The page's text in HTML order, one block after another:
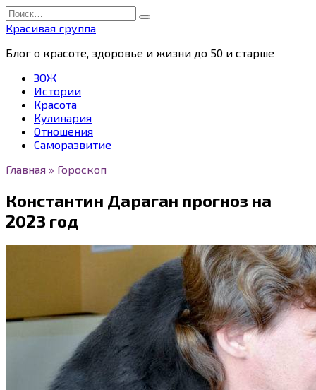
Перейти
к
содержанию
Search
for:
Красивая группа
Блог о красоте, здоровье и жизни до 50 и старше
ЗОЖ
Истории
Красота
Кулинария
Отношения
Саморазвитие
Главная » Гороскоп
Константин Дараган прогноз на
2023 год